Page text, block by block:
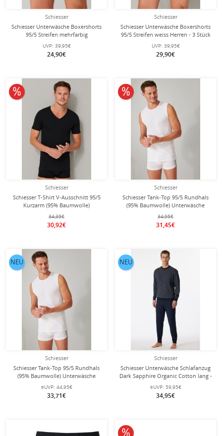
Schiesser
Schiesser Unterwäsche Boxershorts
95/5 Streifen mehrfarbig
dunkelblau/grau Herren - 3 Stück
UVP: 39,95€
24,90€
Schiesser
Schiesser Unterwäsche Boxershorts
95/5 Streifen weiss Herren - 3 Stück
UVP: 39,95€
29,90€
Schiesser
Schiesser T-Shirt V-Ausschnitt 95/5
Kurzarm (95% Baumwolle)
Unterwäsche schwarz Herren - 2er
Pack
34,35€
30,92€
10% reduziert
Schiesser
Schiesser Tank-Top 95/5 Rundhals
(95% Baumwolle) Unterwäsche
weiss Herren - 2er Pack
34,95€
31,45€
10% reduziert
Schiesser
Schiesser Tank-Top 95/5 Rundhals
(95% Baumwolle) Unterwäsche
weiss Herren - 2er Pack - (3XL und
4XL)
eUVP: 44,95€
33,71€
NEU
Schiesser
Schiesser Unterwäsche Schlafanzug
Dark Sapphire Organic Cotton lang -
gemustert dunkelblau Herren
eUVP: 59,95€
34,95€
NEU
10% reduziert